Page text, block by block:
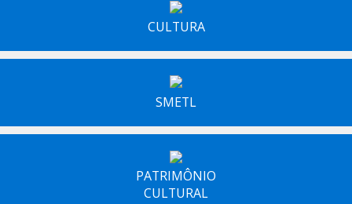
CULTURA
SMETL
PATRIMÔNIO
CULTURAL